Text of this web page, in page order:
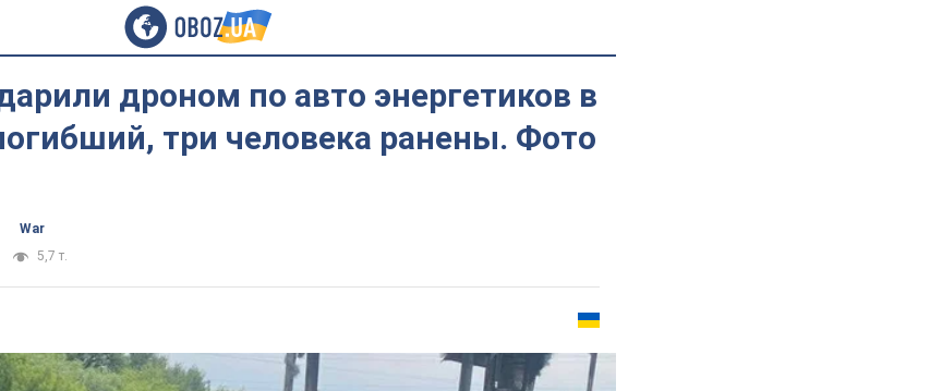
дроном по авто энергетиков в
три человека ранены. Фото
War
5,7 т.